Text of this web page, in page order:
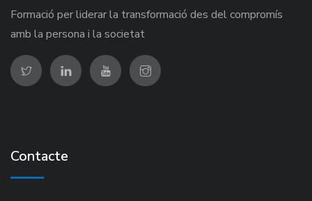
Formació per liderar la transformació des del compromís
amb la persona i la societat
Contacte